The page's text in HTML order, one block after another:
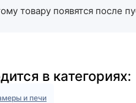
товару появятся после
в категориях:
и печи